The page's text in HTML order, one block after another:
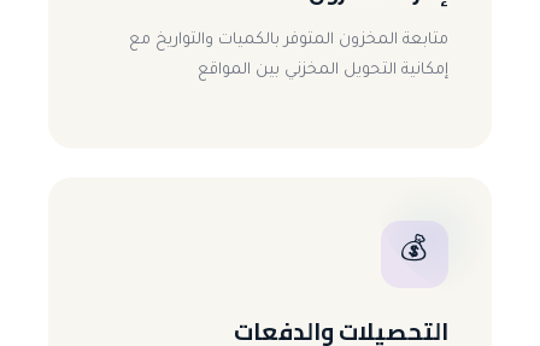
متابعة المخزون المتوفر بالكميات والتواريخ مع
إمكانية التحويل المخزني بين المواقع
💰
التحصيلات والدفعات